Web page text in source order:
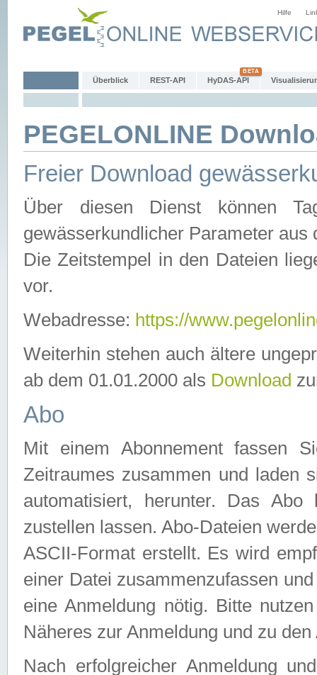
Hilfe
Überblick REST-API HyDAS-API
PEGELONLINE
Freier Download
Über diesen Dienst können
gewässerkundlicher Parameter aus
Die Zeitstempel in den Dateien
vor.
Webadresse: https://
Weiterhin stehen auch ältere
ab dem 01.01.2000 als Download
Abo
Mit einem Abonnement fassen
Zeitraumes zusammen und laden
automatisiert, herunter. Das
zustellen lassen. Abo-Dateien
ASCII-Format erstellt. Es wird
einer Datei zusammenzufassen
eine Anmeldung nötig. Bitte
Näheres zur Anmeldung und zu
Nach erfolgreicher Anmeldung